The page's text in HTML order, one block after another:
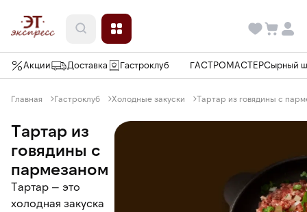
Акции Доставка Гастроклуб ГАСТРОМАСТЕРСырный
Главная Гастроклуб Холодные закуски Тартар из говядины с
Тартар из
говядины с
пармезаном
Тартар — это
холодная закуска